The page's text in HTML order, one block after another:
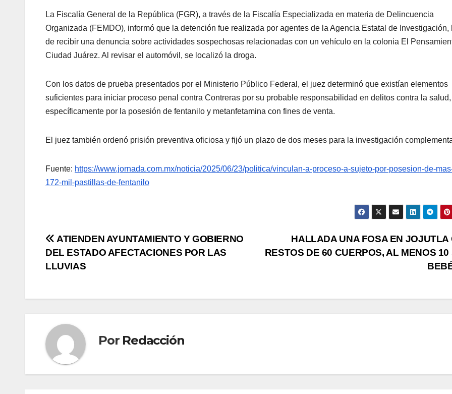
La Fiscalía General de la República (FGR), a través de la Fiscalía Especializada en materia de Delincuencia
Organizada (FEMDO), informó que la detención fue realizada por agentes de la Agencia Estatal de Investigación,
de recibir una denuncia sobre actividades sospechosas relacionadas con un vehículo en la colonia El
Ciudad Juárez. Al revisar el automóvil, se localizó la droga.
Con los datos de prueba presentados por el Ministerio Público Federal, el juez determinó que existían elementos
suficientes para iniciar proceso penal contra Contreras por su probable responsabilidad en delitos contra la salud,
específicamente por la posesión de fentanilo y metanfetamina con fines de venta.
El juez también ordenó prisión preventiva oficiosa y fijó un plazo de dos meses para la investigación
Fuente: https://www.jornada.com.mx/noticia/2025/06/23/politica/vinculan-a-proceso-a-sujeto-por-posesion-de-
172-mil-pastillas-de-fentanilo
Navegación
de
HALLADA UNA FOSA EN JOJUTLA
RESTOS DE 60 CUERPOS, AL MENOS 10
ATIENDEN AYUNTAMIENTO Y GOBIERNO
DEL ESTADO AFECTACIONES POR LAS
LLUVIAS
Por Redacción